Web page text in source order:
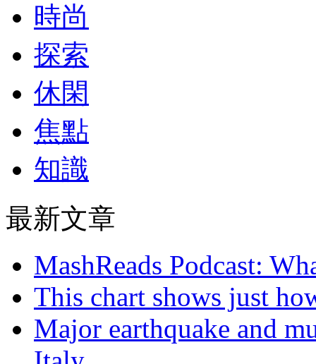
時尚
探索
休閑
焦點
知識
最新文章
MashReads Podcast:
This chart shows just
Major earthquake and